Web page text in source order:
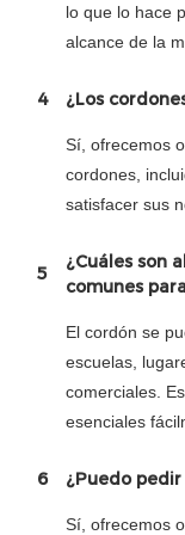
lo que lo hace
alcance de la
4 ¿Los
Sí, ofrecemos
cordones,
satisfacer sus
5
¿Cuáles son
comunes
El cordón se
escuelas,
comerciales.
esenciales
6 ¿Puedo
Sí, ofrecemos